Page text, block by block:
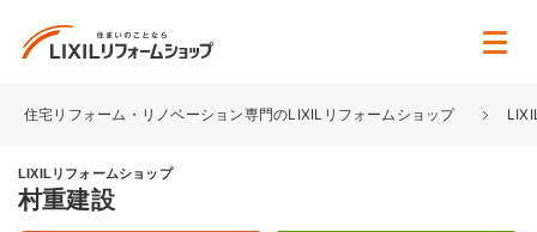
住宅リフォーム・リノベーション専門のLIXILリフォームショップ
LIXILリフォームショップ
村重建設